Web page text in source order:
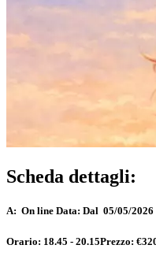
Scheda dettagli:
A: On line Data: Dal 05/05/
Orario: 18.45 - 20.15Prezzo: